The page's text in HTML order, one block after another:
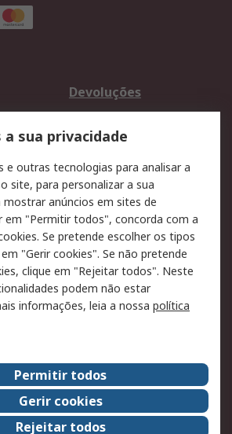
Devoluções
Qualidade e ambiente
Política de cookies
Segurança de emails
RS Group
Trabalhar na RS
sua privacidade
e outras tecnologias para analisar a
site, para personalizar a sua
mostrar anúncios em sites de
em "Permitir todos", concorda com a
Se pretende escolher os tipos
"Gerir cookies". Se não pretende
clique em "Rejeitar todos". Neste
podem não estar
informações, leia a nossa política
Permitir todos
Gerir cookies
Rejeitar todos